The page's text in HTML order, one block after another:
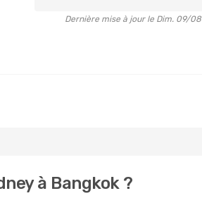
Dernière mise à jour le Dim. 09/08
à Bangkok ?